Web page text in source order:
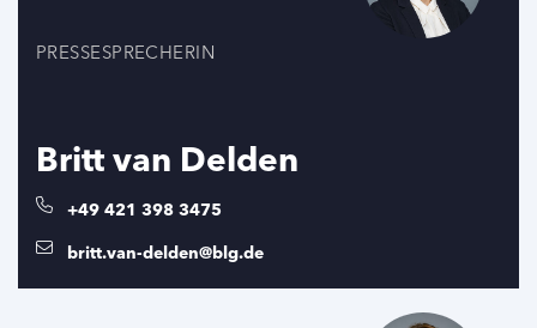
PRESSESPRECHERIN
Britt van Delden
+49 421 398 3475
britt.van-delden@blg.de